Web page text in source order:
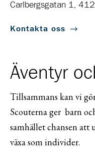
Carlbergsgatan 1,
Kontakta oss
Äventyr
Tillsammans kan vi
Scouterna ger barn
samhället chansen att
växa som individer.